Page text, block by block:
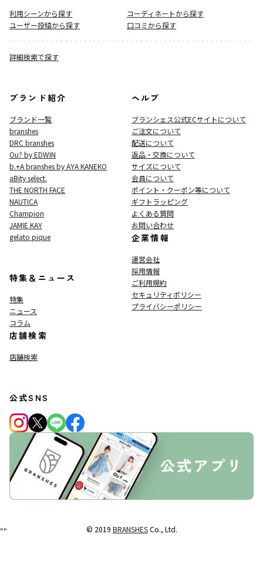
利用シーンから探す
コーディネートから探す
ユーザー投稿から探す
口コミから探す
詳細検索で探す
ブランド紹介
ブランド一覧
branshes
DRC branshes
Ou? by EDWIN
b.+A branshes by AYA KANEKO
aBity select.
THE NORTH FACE
NAUTICA
Champion
JAMIE KAY
gelato pique
特集＆ニュース
特集
ニュース
コラム
店舗検索
店舗検索
ヘルプ
ブランシェス公式ECサイトについて
ご注文について
配送について
返品・交換について
サイズについて
会員について
ポイント・クーポン等について
ギフトラッピング
よくある質問
お問い合わせ
企業情報
運営会社
採用情報
ご利用規約
セキュリティポリシー
プライバシーポリシー
公式SNS
© 2019 BRANSHESCo., Ltd.
""